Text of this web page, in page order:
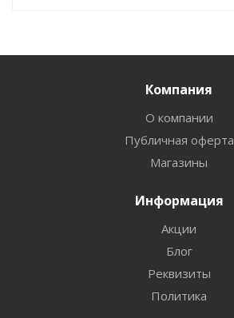
Компания
О компании
Публичная оферта
Магазины
Информация
Акции
Блог
Реквизиты
Политика